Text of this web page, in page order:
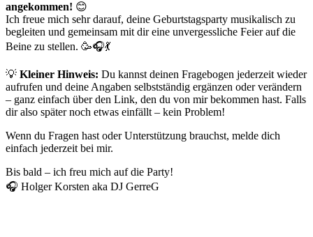
angekommen! 😊
Ich freue mich sehr darauf, deine Geburtstagsparty musikalisch zu
begleiten und gemeinsam mit dir eine unvergessliche Feier auf die
Beine zu stellen. 🥳🎧💃
💡 Kleiner Hinweis: Du kannst deinen Fragebogen jederzeit wieder
aufrufen und deine Angaben selbstständig ergänzen oder verändern
– ganz einfach über den Link, den du von mir bekommen hast. Falls
dir also später noch etwas einfällt – kein Problem!
Wenn du Fragen hast oder Unterstützung brauchst, melde dich
einfach jederzeit bei mir.
Bis bald – ich freu mich auf die Party!
🎧 Holger Korsten aka DJ GerreG